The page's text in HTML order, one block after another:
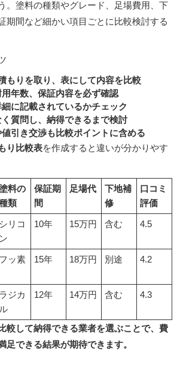
。塗料の種類やグレード、足場費用、下
期間など細かい項目ごとに比較検討する
もりを取り、表にして内容を比較
年数、保証内容を必ず確認
に記載されているかチェック
質問し、納得できるまで検討
引き交渉も比較ポイントに含める
り比較表を作成すると違いが分かりやす
料の
類
保証期
間
足場代
下地補
修
口コミ
評価
シリコ
ン
10年 15万円 含む 4.5
フッ素 15年 18万円 別途 4.2
ラジカ
ル
12年 14万円 含む 4.3
較して納得できる業者を選ぶことで、費
足できる結果が期待できます。